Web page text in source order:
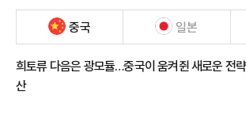
중국 일본
희토류 다음은 광모듈…중국이 움켜쥔 새로운 전
산